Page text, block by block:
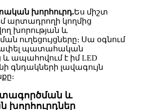
խորհուրդ.Ես միշտ
արտադրողի կողմից
խորության և
ուղեցույցները։ Սա օգնում
պատահական
և ապահովում է իմ LED
գնդակների լավագույն
և
խորհուրդներ